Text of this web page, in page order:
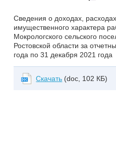
Сведения о доходах,
имущественного характера
Мокрологского сельского
Ростовской области за
года по 31 декабря 2021 года
Скачать (doc, 102 КБ)